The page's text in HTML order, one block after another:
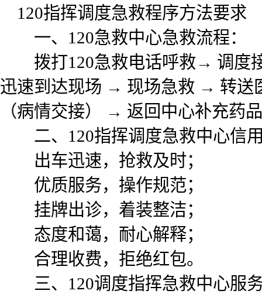
120指挥调度急救程序方法要求
一、 120急救中心急救流程：
拨打120急救电话呼救→ 调度
迅速到达现场 → 现场急救 → 转送
（病情交接） → 返回中心补充药
二、 120指挥调度急救中心信
出车迅速，抢救及时；
优质服务，操作规范；
挂牌出诊，着装整洁；
态度和蔼，耐心解释；
合理收费，拒绝红包。
三、 120调度指挥急救中心服